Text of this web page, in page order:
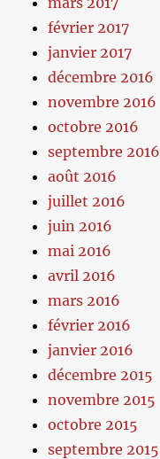
février 2017
janvier 2017
décembre 2016
novembre 2016
octobre 2016
septembre 2016
août 2016
juillet 2016
juin 2016
mai 2016
avril 2016
mars 2016
février 2016
janvier 2016
décembre 2015
novembre 2015
octobre 2015
septembre 2015